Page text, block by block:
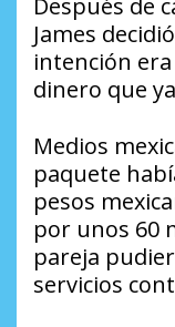
Después de
James
intención
dinero que
Medios
paquete
pesos
por unos 60
pareja
servicios